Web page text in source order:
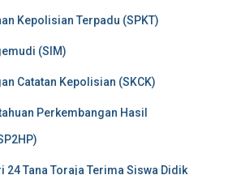
Kepolisian Terpadu (SPKT)
(SIM)
Catatan Kepolisian (SKCK)
Perkembangan Hasil
24 Tana Toraja Terima Siswa Didik